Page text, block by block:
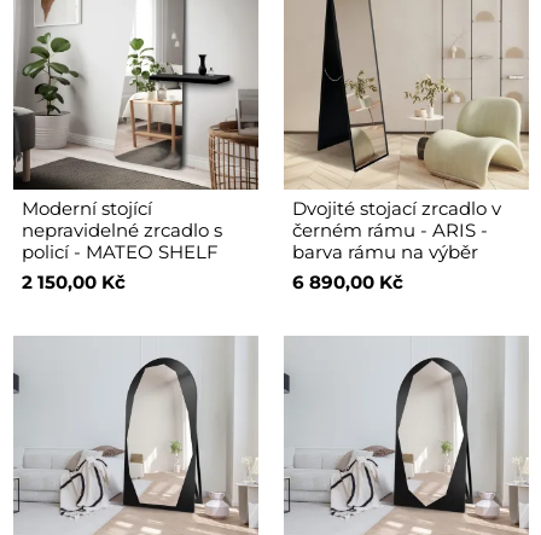
Moderní stojící
nepravidelné zrcadlo s
policí - MATEO SHELF
2 150,00 Kč
Dvojité stojací zrcadlo v
černém rámu - ARIS -
barva rámu na výběr
6 890,00 Kč